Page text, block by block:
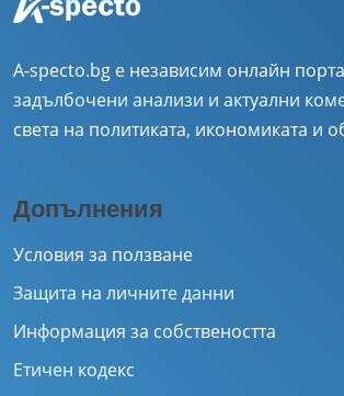
A-specto.bg е независим онлайн
задълбочени анализи и актуални
света на политиката, икономиката и
Допълнения
Условия за ползване
Защита на личните данни
Информация за собствеността
Етичен кодекс